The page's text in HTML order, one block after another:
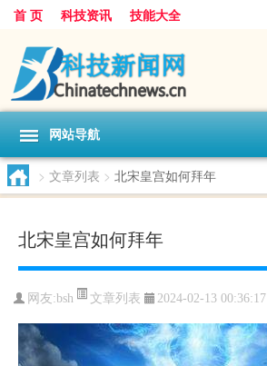
首 页 科技资讯 技能大全
网站导航
> 文章列表 > 北宋皇宫如何拜年
北宋皇宫如何拜年
网友:bsh 文章列表 2024-02-13 00:36:17